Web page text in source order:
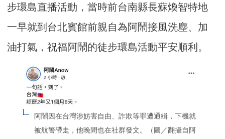
步環島直播活動，當時前台南縣長蘇煥智特地
一早就到台北賓館前親自為阿鬧接風洗塵、加
油打氣，祝福阿鬧的徒步環島活動平安順利。
阿鬧因在台灣涉妨害自由、詐欺等罪遭通緝，下機就
被航警帶走，他晚間也在社群發文。（圖／翻攝自阿